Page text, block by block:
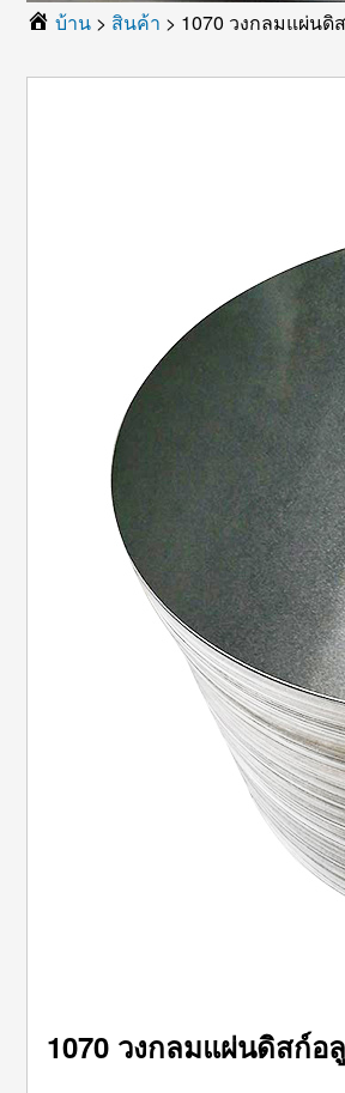
บ้าน > สินค้า > 1070 วงกลมแผ่นดิ
1070 วงกลมแผ่นดิสก์อ